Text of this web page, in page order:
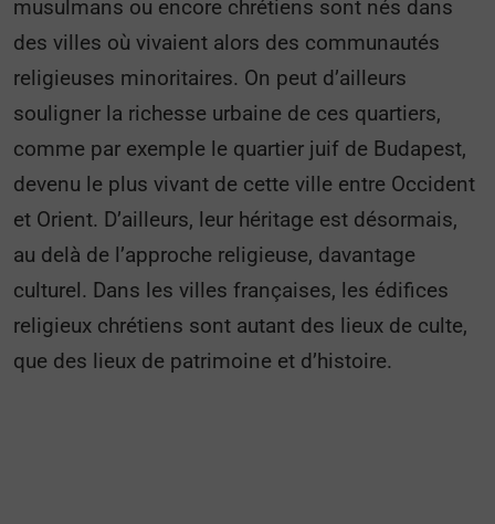
musulmans ou encore chrétiens sont nés dans
des villes où vivaient alors des communautés
religieuses minoritaires. On peut d’ailleurs
souligner la richesse urbaine de ces quartiers,
comme par exemple le quartier juif de Budapest,
devenu le plus vivant de cette ville entre Occident
et Orient. D’ailleurs, leur héritage est désormais,
au delà de l’approche religieuse, davantage
culturel. Dans les villes françaises, les édifices
religieux chrétiens sont autant des lieux de culte,
que des lieux de patrimoine et d’histoire.